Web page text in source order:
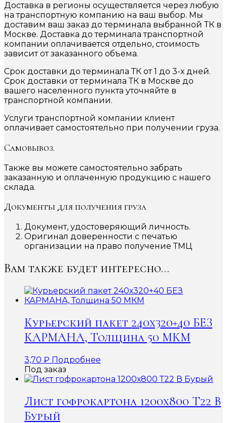
Доставка в регионы осуществляется через любую
на транспортную компанию на ваш выбор. Мы
доставим ваш заказ до терминала выбранной ТК в
Москве. Доставка до терминала транспортной
компании оплачивается отдельно, стоимость
зависит от заказанного объема.
Срок доставки до терминала ТК от 1 до 3-х дней.
Срок доставки от терминала ТК в Москве до
вашего населенного пункта уточняйте в
транспортной компании.
Услуги транспортной компании клиент
оплачивает самостоятельно при получении груза.
Самовывоз.
Также вы можете самостоятельно забрать
заказанную и оплаченную продукцию с нашего
склада.
Документы для получения груза
Документ, удостоверяющий личность.
Оригинал доверенности с печатью
организации на право получение ТМЦ
Вам также будет интересно…
Курьерский пакет 240х320+40 БЕЗ
КАРМАНА, Толщина 50 МКМ
3,70 ₽ Подробнее
Под заказ
Лист гофрокартона 1200х800 Т22 В
Бурый